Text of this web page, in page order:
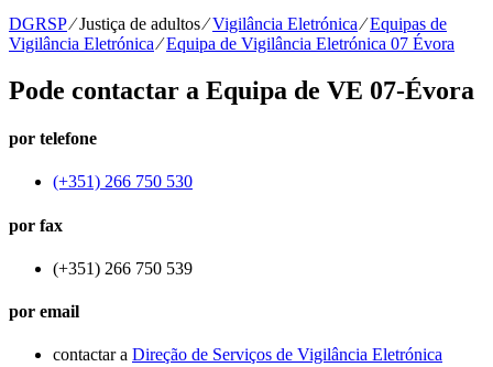
DGRSP⁄Justiça de adultos⁄Vigilância Eletrónica⁄Equipas de
Vigilância Eletrónica⁄Equipa de Vigilância Eletrónica 07 Évora
Pode contactar a Equipa de VE 07-Évora
por telefone
(+351) 266 750 530
por fax
(+351) 266 750 539
por email
contactar a Direção de Serviços de Vigilância Eletrónica